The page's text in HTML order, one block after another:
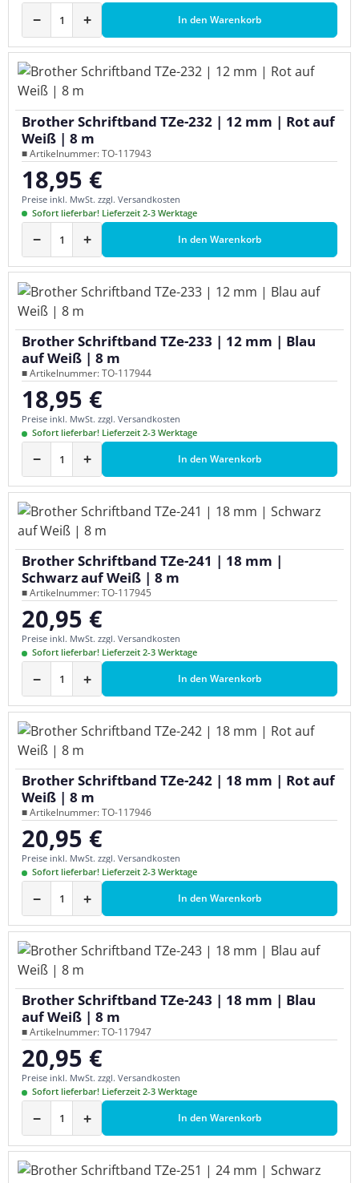
− + In den Warenkorb
Brother Schriftband TZe-232 | 12 mm | Rot auf
Weiß | 8 m
■ Artikelnummer: TO-117943
Regulärer Preis:
18,95 €
Preise inkl. MwSt. zzgl. Versandkosten
Sofort lieferbar! Lieferzeit 2-3 Werktage
− + In den Warenkorb
Brother Schriftband TZe-233 | 12 mm | Blau
auf Weiß | 8 m
■ Artikelnummer: TO-117944
Regulärer Preis:
18,95 €
Preise inkl. MwSt. zzgl. Versandkosten
Sofort lieferbar! Lieferzeit 2-3 Werktage
− + In den Warenkorb
Brother Schriftband TZe-241 | 18 mm |
Schwarz auf Weiß | 8 m
■ Artikelnummer: TO-117945
Regulärer Preis:
20,95 €
Preise inkl. MwSt. zzgl. Versandkosten
Sofort lieferbar! Lieferzeit 2-3 Werktage
− + In den Warenkorb
Brother Schriftband TZe-242 | 18 mm | Rot auf
Weiß | 8 m
■ Artikelnummer: TO-117946
Regulärer Preis:
20,95 €
Preise inkl. MwSt. zzgl. Versandkosten
Sofort lieferbar! Lieferzeit 2-3 Werktage
− + In den Warenkorb
Brother Schriftband TZe-243 | 18 mm | Blau
auf Weiß | 8 m
■ Artikelnummer: TO-117947
Regulärer Preis:
20,95 €
Preise inkl. MwSt. zzgl. Versandkosten
Sofort lieferbar! Lieferzeit 2-3 Werktage
− + In den Warenkorb